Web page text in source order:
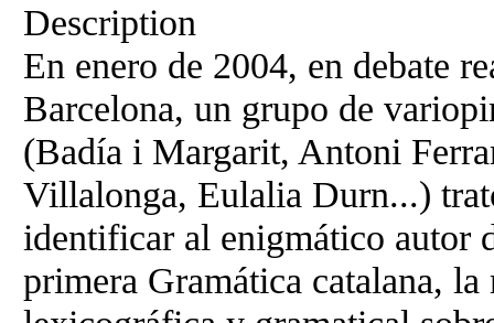
Description
En enero de 2004, en debate
Barcelona, un grupo de
(Badía i Margarit, Antoni
Villalonga, Eulalia Durn...)
identificar al enigmático autor
primera Gramática catalana,